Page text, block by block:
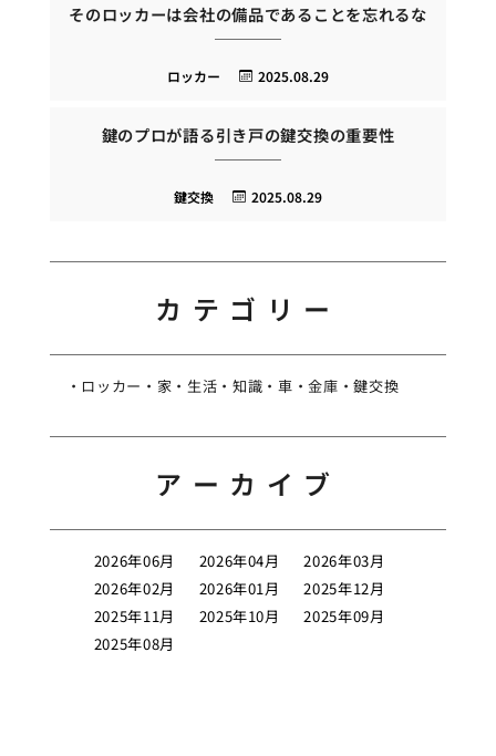
そのロッカーは会社の備品であることを忘れるな
2025.08.29
ロッカー
鍵のプロが語る引き戸の鍵交換の重要性
2025.08.29
鍵交換
カテゴリー
ロッカー 家 生活 知識 車 金庫 鍵交換
アーカイブ
2026年06月 2026年04月
2026年03月
2026年02月
2026年01月
2025年12月
2025年11月
2025年10月
2025年09月
2025年08月